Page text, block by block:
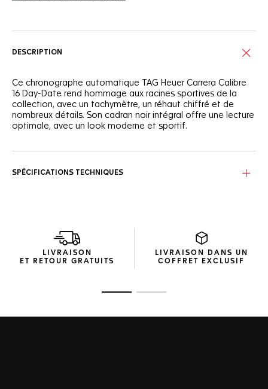
DESCRIPTION
Ce chronographe automatique TAG Heuer Carrera Calibre
16 Day-Date rend hommage aux racines sportives de la
collection, avec un tachymètre, un réhaut chiffré et de
nombreux détails. Son cadran noir intégral offre une lecture
optimale, avec un look moderne et sportif.
SPÉCIFICATIONS TECHNIQUES
LIVRAISON
ET RETOUR GRATUITS
LIVRAISON DANS UN
COFFRET EXCLUSIF